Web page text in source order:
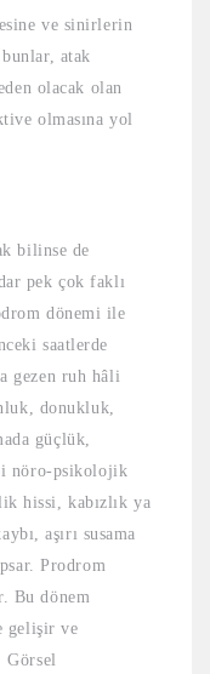
ve sinirlerin
atak
olacak olan
olmasına yol
bilinse de
pek çok faklı
dönemi ile
saatlerde
gezen ruh hâli
donukluk,
güçlük,
nöro-psikolojik
hissi, kabızlık ya
aşırı susama
Prodrom
Bu dönem
gelişir ve
Görsel